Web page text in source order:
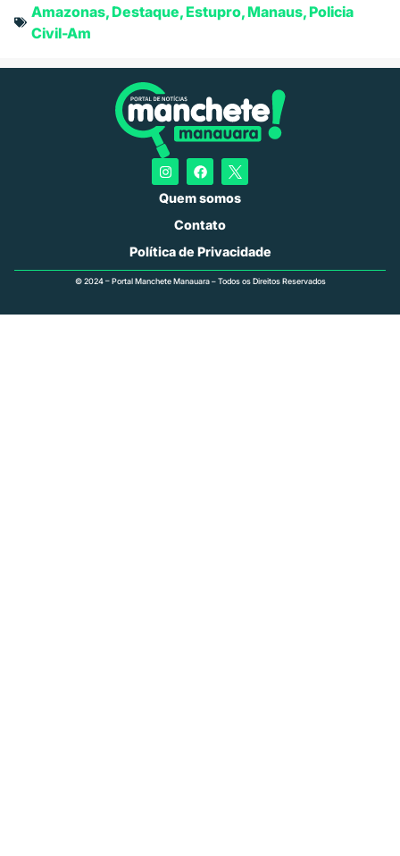
Amazonas,Destaque,Estupro,Manaus,Policia
Civil-Am
Quem somos
Contato
Política de Privacidade
© 2024 – Portal Manchete Manauara – Todos os Direitos Reservados